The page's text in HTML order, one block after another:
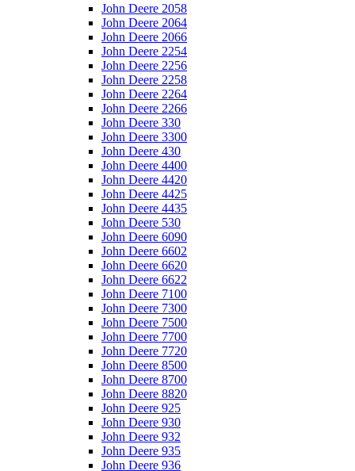
John Deere 2058
John Deere 2064
John Deere 2066
John Deere 2254
John Deere 2256
John Deere 2258
John Deere 2264
John Deere 2266
John Deere 330
John Deere 3300
John Deere 430
John Deere 4400
John Deere 4420
John Deere 4425
John Deere 4435
John Deere 530
John Deere 6090
John Deere 6602
John Deere 6620
John Deere 6622
John Deere 7100
John Deere 7300
John Deere 7500
John Deere 7700
John Deere 7720
John Deere 8500
John Deere 8700
John Deere 8820
John Deere 925
John Deere 930
John Deere 932
John Deere 935
John Deere 936